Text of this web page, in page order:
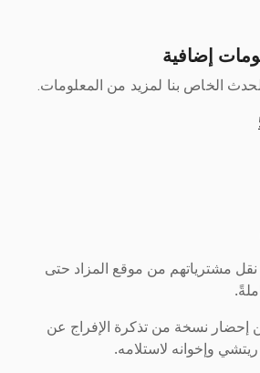
إضافية
الخاص بنا لمزيد من المعلومات.
مشترياتهم من موقع المزاد حتى
إحضار نسخة من تذكرة الإفراج عن
وإخوانه لاستلامه.